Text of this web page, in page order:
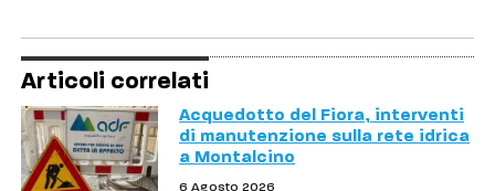
Articoli correlati
Acquedotto del Fiora, interventi
di manutenzione sulla rete idrica
a Montalcino
6 Agosto 2026